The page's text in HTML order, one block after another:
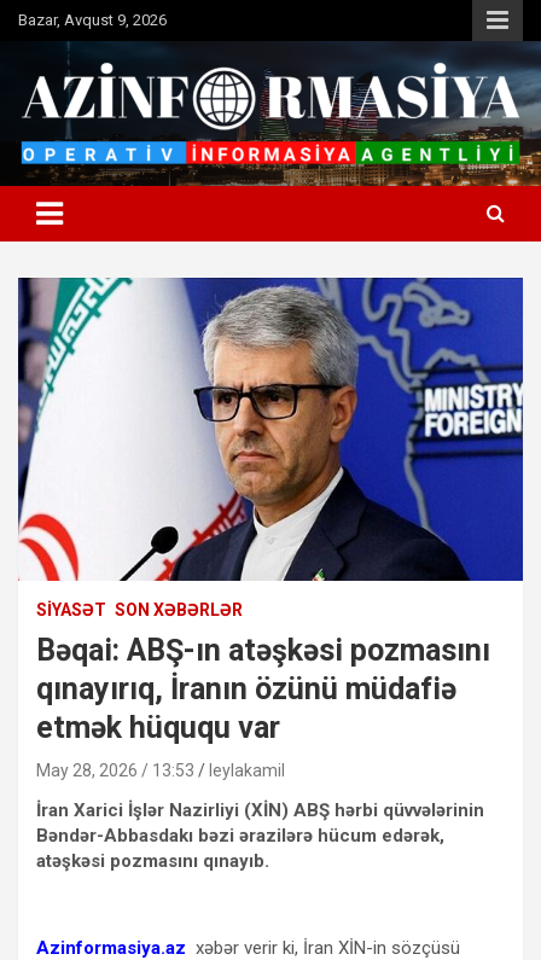
SkipBazar, Avqust 9, 2026
Azinformasiya
Operativ informasiya agentliyi
SIYASƏT SON XƏBƏRLƏR
Bəqai: ABŞ-ın atəşkəsi pozmasını
qınayırıq, İranın özünü müdafiə
etmək hüququ var
May 28, 2026 / 13:53 leylakamil
İran Xarici İşlər Nazirliyi (XİN) ABŞ hərbi qüvvələrinin
Bəndər-Abbasdakı bəzi ərazilərə hücum edərək,
atəşkəsi pozmasını qınayıb.
Azinformasiya.az xəbər verir ki, İran XİN-in sözçüsü